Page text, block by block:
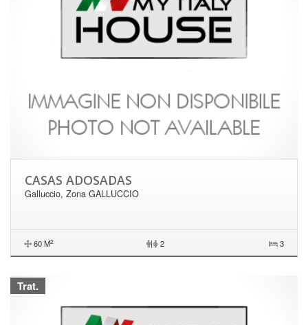
CASAS ADOSADAS
Galluccio, Zona GALLUCCIO
60 M2 | 2 3
Trat.